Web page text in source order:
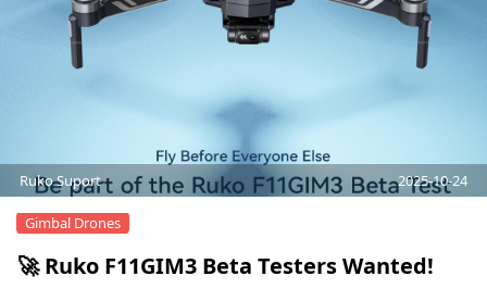
Ruko Suport 2025-10-24
🚀 Ruko F11GIM3 Beta Testers Wanted!
Gimbal Drones